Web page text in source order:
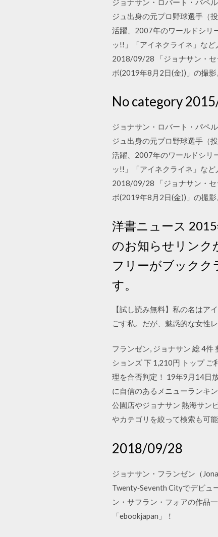
ジュ出身の元プロ野球選手（
活躍、2007年のワールドシリ
ッ!!」「アイネクライネ」な
2018/09/28 「ジョナサン・セ
ボ(2019年8月2日(金))」の撮
No category
ジョナサン・ロバート・パペ
ジュ出身の元プロ野球選手（
活躍、2007年のワールドシリ
ッ!!」「アイネクライネ」な
2018/09/28 「ジョナサン・セ
ボ(2019年8月2日(金))」の撮
洋書ニュース
のお知らせリンク
フリーがブックク
す。
【試し読み無料】私の名は
ごす私。だが、魅惑的な女性
フランゼン, ジョナサン 総 4
ションズ 下 1,210円 トップ
理を合否判定！ 19年9月14日
に自信のあるメニューランキ
公園店やジョナサン 熱海サン
やカテゴリを絞って検索も可能
2018/09/28
ジョナサン・フランゼン（
Twenty‐Seventh Cityでデビ
ン・サフラン・フォアの作品
「ebookjapan」！